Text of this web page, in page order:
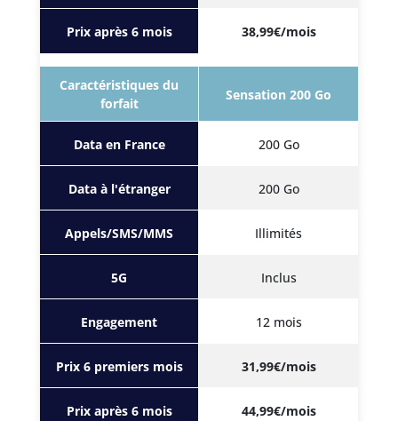
Prix après 6 mois 38,99€/mois
Caractéristiques du
forfait
Data en France
Data à l'étranger
Appels/SMS/MMS
5G
Engagement
Prix 6 premiers mois
Prix après 6 mois
Sensation 200 Go
200 Go
200 Go
Illimités
Inclus
12 mois
31,99€/mois
44,99€/mois